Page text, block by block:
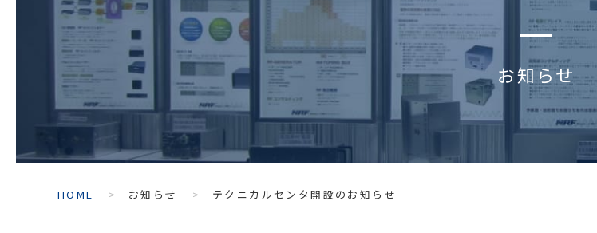
お知らせ
HOME お知らせ テクニカルセンタ開設のお知らせ